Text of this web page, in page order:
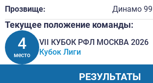
Прозвище: Динамо 99
Текущее положение команды:
4
место
VII КУБОК РФЛ МОСКВА 2026
Кубок Лиги
РЕЗУЛЬТАТЫ